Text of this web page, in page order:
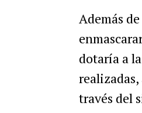
Además
dotaría a
través del